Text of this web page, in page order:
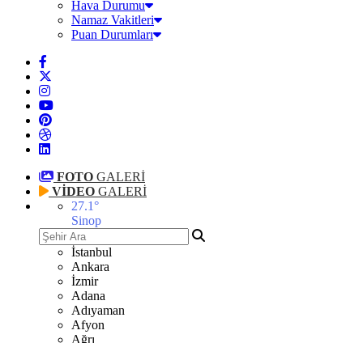
Hava Durumu
Namaz Vakitleri
Puan Durumları
FOTO GALERİ
VİDEO GALERİ
27.1 °
Sinop
İstanbul
Ankara
İzmir
Adana
Adıyaman
Afyon
Ağrı